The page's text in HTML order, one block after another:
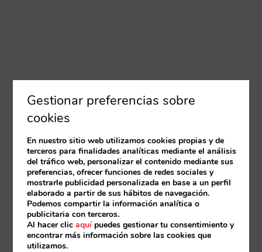
Gestionar preferencias sobre
cookies
En nuestro sitio web utilizamos cookies propias y de
terceros para finalidades analíticas mediante el análisis
del tráfico web, personalizar el contenido mediante sus
preferencias, ofrecer funciones de redes sociales y
mostrarle publicidad personalizada en base a un perfil
elaborado a partir de sus hábitos de navegación.
Podemos compartir la información analítica o
publicitaria con terceros.
Al hacer clicaquípuedes gestionar tu consentimiento y
encontrar más información sobre las cookies que
utilizamos.